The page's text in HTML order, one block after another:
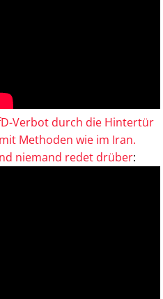
Verbot durch die Hintertür
Methoden wie im Iran.
niemand redet drüber: